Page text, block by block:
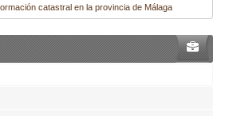
catastral en la provincia de Málaga